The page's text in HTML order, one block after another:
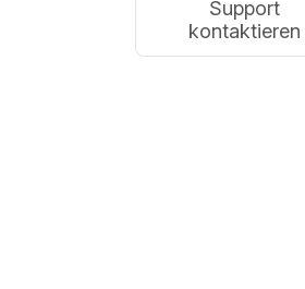
Support
kontaktieren